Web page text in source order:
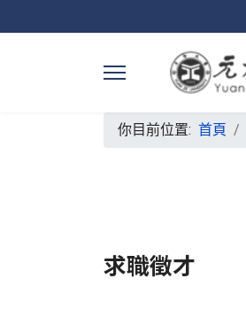
你目前位置: 首頁
求職徵才